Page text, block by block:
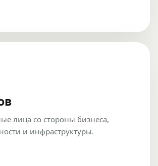
лица со стороны бизнеса,
и инфраструктуры.